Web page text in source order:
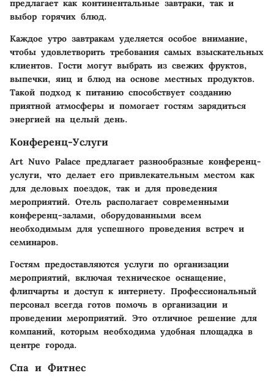
предлагает как континентальные завтраки, так и
выбор горячих блюд.
Каждое утро завтракам уделяется особое внимание,
чтобы удовлетворить требования самых взыскательных
клиентов. Гости могут выбрать из свежих фруктов,
выпечки, яиц и блюд на основе местных продуктов.
Такой подход к питанию способствует созданию
приятной атмосферы и помогает гостям зарядиться
энергией на целый день.
Конференц-Услуги
Art Nuvo Palace предлагает разнообразные конференц-
услуги, что делает его привлекательным местом как
для деловых поездок, так и для проведения
мероприятий. Отель располагает современными
конференц-залами, оборудованными всем
необходимым для успешного проведения встреч и
семинаров.
Гостям предоставляются услуги по организации
мероприятий, включая техническое оснащение,
флипчарты и доступ к интернету. Профессиональный
персонал всегда готов помочь в организации и
проведении мероприятий. Это отличное решение для
компаний, которым необходима удобная площадка в
центре города.
Спа и Фитнес